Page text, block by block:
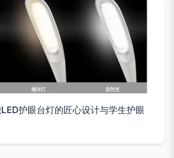
护眼台灯的匠心设计与学生护眼